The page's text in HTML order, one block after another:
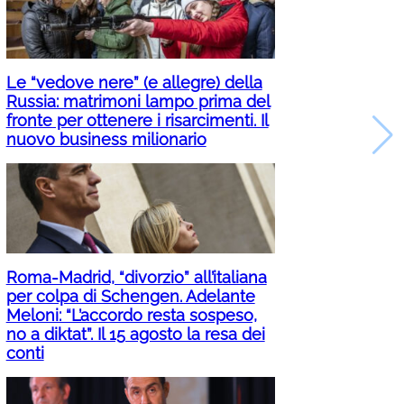
Le “vedove nere” (e allegre) della
Russia: matrimoni lampo prima del
fronte per ottenere i risarcimenti. Il
nuovo business milionario
Roma-Madrid, “divorzio” all’italiana
per colpa di Schengen. Adelante
Meloni: “L’accordo resta sospeso,
no a diktat”. Il 15 agosto la resa dei
conti